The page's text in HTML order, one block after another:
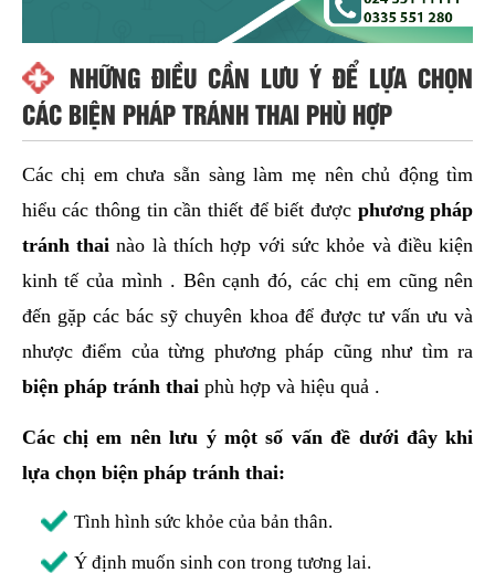
NHỮNG ĐIỀU CẦN LƯU Ý ĐỂ LỰA CHỌN
CÁC BIỆN PHÁP TRÁNH THAI PHÙ HỢP
Các chị em chưa sẵn sàng làm mẹ nên chủ động tìm
hiểu các thông tin cần thiết để biết được phương pháp
tránh thainào là thích hợp với sức khỏe và điều kiện
kinh tế của mình . Bên cạnh đó, các chị em cũng nên
đến gặp các bác sỹ chuyên khoa để được tư vấn ưu và
nhược điểm của từng phương pháp cũng như tìm ra
biện pháp tránh thai phù hợp và hiệu quả .
Các chị em nên lưu ý một số vấn đề dưới đây khi
lựa chọn biện pháp tránh thai:
Tình hình sức khỏe của bản thân.
Ý định muốn sinh con trong tương lai.